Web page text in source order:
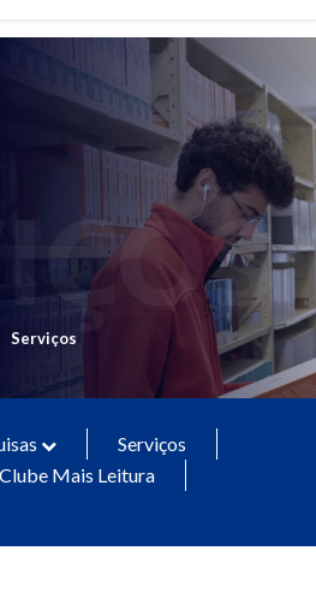
Serviços
Serviços
Clube Mais Leitura